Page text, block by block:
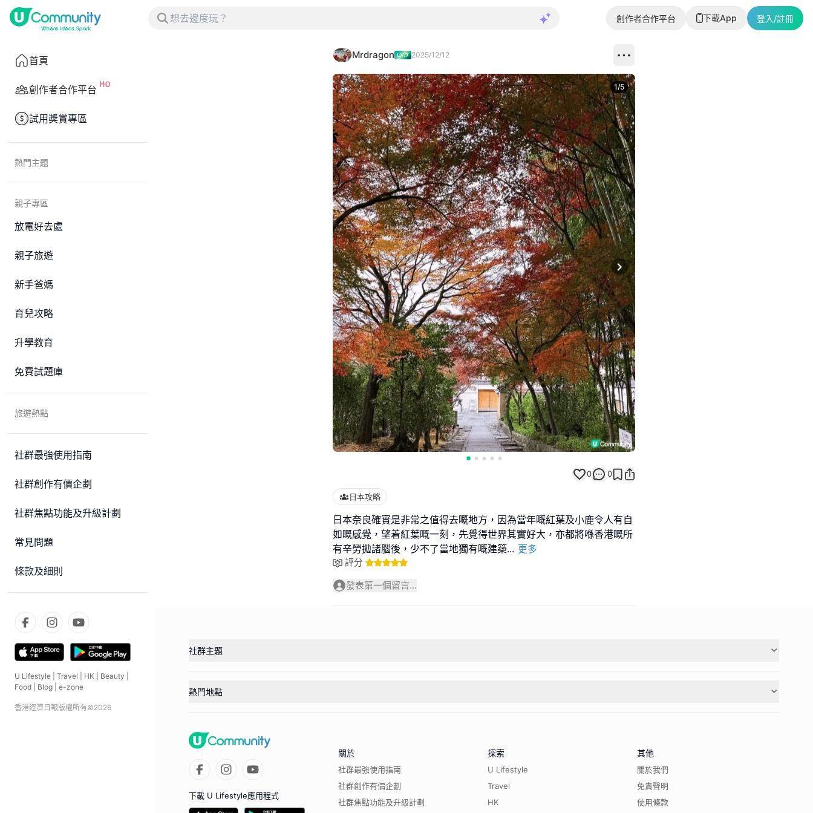
創作者合作平台 下載App 登入/註冊
首頁
創作者合作平台
試用獎賞專區
熱門主題
親子專區
放電好去處
親子旅遊
新手爸媽
育兒攻略
升學教育
免費試題庫
旅遊熱點
社群最強使用指南
社群創作有價企劃
社群焦點功能及升級計劃
常見問題
條款及細則
U Lifestyle Travel HK Beauty
Food
Blog e-zone
香港經濟日報版權所有©2026
Mrdragon 2025/12/12
Next slide
1/5
0 0
日本攻略
日本奈良確實是非常之值得去嘅地方，因為當年嘅紅葉及小鹿令人有自
如嘅感覺，望着紅葉嘅一刻，先覺得世界其實好大，亦都將喺香港嘅所
有辛勞拋諸腦後，少不了當地獨有嘅建築... 更多
評分
發表第一個留言...
社群主題
熱門地點
下載 U Lifestyle應用程式
關於
社群最強使用指南
社群創作有價企劃
社群焦點功能及升級計劃
探索
U Lifestyle
Travel
HK
其他
關於我們
免責聲明
使用條款